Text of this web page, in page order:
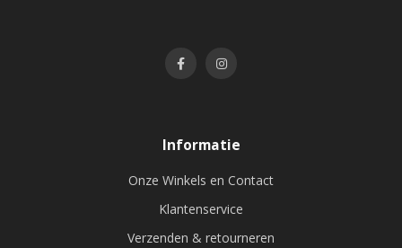
Informatie
Onze Winkels en Contact
Klantenservice
Verzenden & retourneren